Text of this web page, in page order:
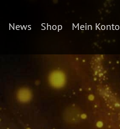
News Shop Mein Konto